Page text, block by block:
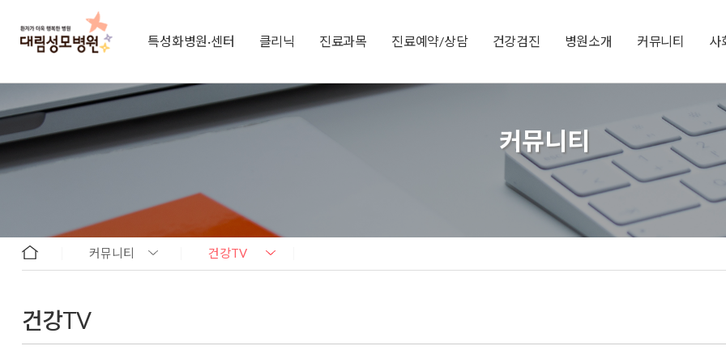
특성화병원·센터 클리닉 진료과목 진료예약/상담 건강검진 병원소개 커뮤니티 사
커뮤니티
커뮤니티 건강TV
건강TV